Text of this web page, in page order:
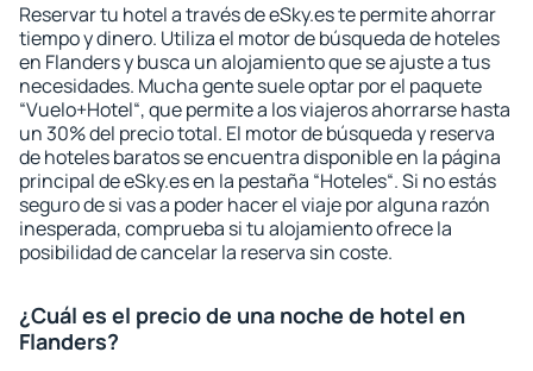
Reservar tu hotel a través de eSky.es te permite ahorrar
tiempo y dinero. Utiliza el motor de búsqueda de hoteles
en Flanders y busca un alojamiento que se ajuste a tus
necesidades. Mucha gente suele optar por el paquete
“Vuelo+Hotel“, que permite a los viajeros ahorrarse hasta
un 30% del precio total. El motor de búsqueda y reserva
de hoteles baratos se encuentra disponible en la página
principal de eSky.es en la pestaña “Hoteles“. Si no estás
seguro de si vas a poder hacer el viaje por alguna razón
inesperada, comprueba si tu alojamiento ofrece la
posibilidad de cancelar la reserva sin coste.
¿Cuál es el precio de una noche de hotel en
Flanders?